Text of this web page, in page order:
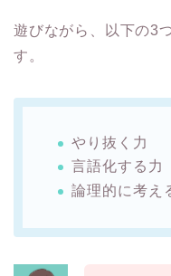
遊びながら、以下の3
す。
やり抜く力
言語化する力
論理的に考え